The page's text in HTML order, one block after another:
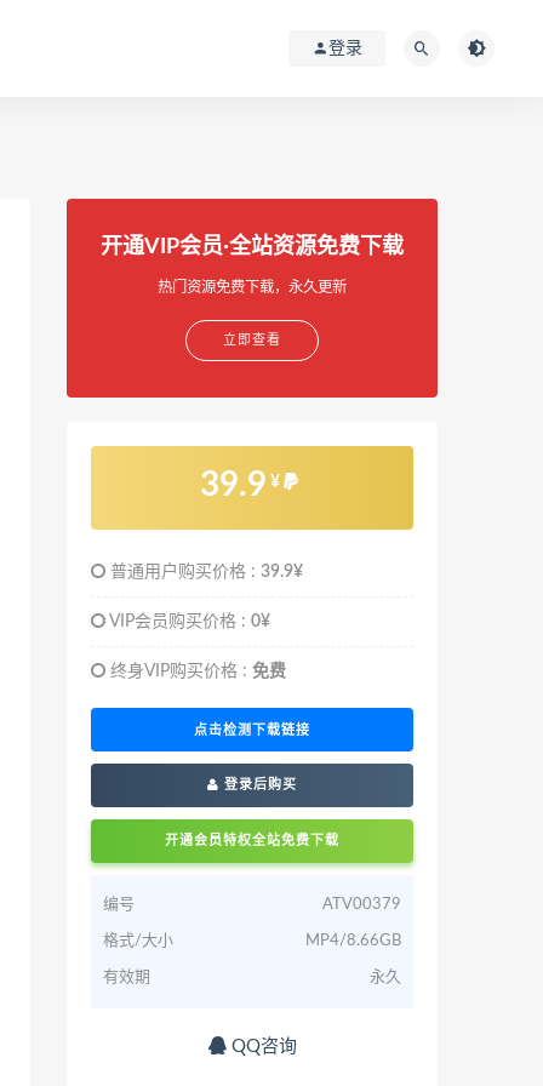
登录
开通VIP会员·全站资源免费下载
热门资源免费下载，永久更新
立即查看
39.9 ¥
普通用户购买价格 : 39.9¥
VIP会员购买价格 : 0¥
终身VIP购买价格 : 免费
点击检测下载链接
登录后购买
开通会员特权全站免费下载
编号 ATV00379
格式/大小 MP4/8.66GB
有效期 永久
QQ咨询